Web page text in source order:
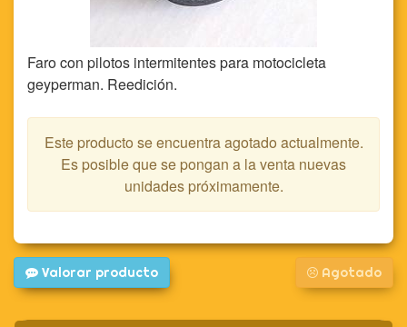
Faro con pilotos intermitentes para motocicleta
geyperman. Reedición.
Este producto se encuentra agotado actualmente.
Es posible que se pongan a la venta nuevas
unidades próximamente.
Valorar producto Agotado